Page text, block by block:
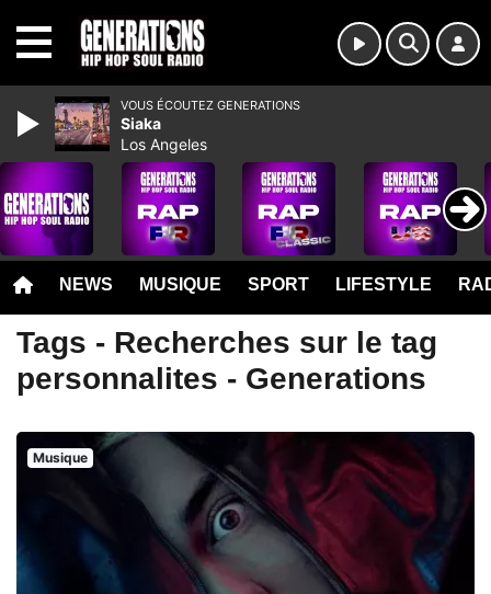
NEWS MUSIQUE SPORT LIFESTYLE
Tags - Recherches sur le tag
personnalites - Generations
Musique
VOUS ÉCOUTEZ GENERATIONS
Siaka
Los Angeles